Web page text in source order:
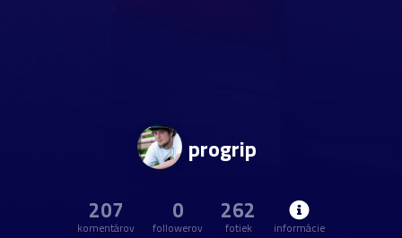
progrip
207
komentárov
0
followerov
262
fotiek informácie